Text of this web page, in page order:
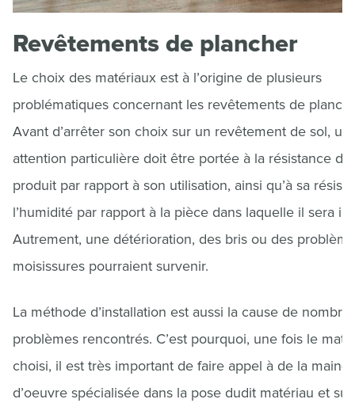
Revêtements de plancher
Le choix des matériaux est à l’origine de plusieurs
problématiques concernant les revêtements de
Avant d’arrêter son choix sur un revêtement de sol,
attention particulière doit être portée à la résistance du
produit par rapport à son utilisation, ainsi qu’à sa
l’humidité par rapport à la pièce dans laquelle il sera
Autrement, une détérioration, des bris ou des
moisissures pourraient survenir.
La méthode d’installation est aussi la cause de
problèmes rencontrés. C’est pourquoi, une fois le
choisi, il est très important de faire appel à de la main-
d’oeuvre spécialisée dans la pose dudit matériau et